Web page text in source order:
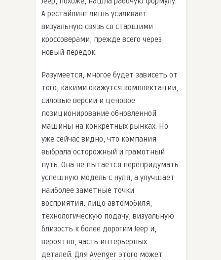
А рестайлинг лишь усиливает
визуальную связь со старшими
кроссоверами, прежде всего через
новый передок.
Разумеется, многое будет зависеть от
того, какими окажутся комплектации,
силовые версии и ценовое
позиционирование обновленной
машины на конкретных рынках. Но
уже сейчас видно, что компания
выбрала осторожный и грамотный
путь. Она не пытается перепридумать
успешную модель с нуля, а улучшает
наиболее заметные точки
восприятия: лицо автомобиля,
технологическую подачу, визуальную
близость к более дорогим Jeep и,
вероятно, часть интерьерных
деталей. Для Avenger этого может